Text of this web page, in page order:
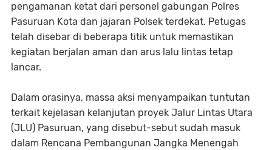
pengamanan ketat dari personel gabungan Polres
Pasuruan Kota dan jajaran Polsek terdekat. Petugas
telah disebar di beberapa titik untuk memastikan
kegiatan berjalan aman dan arus lalu lintas tetap
lancar.
Dalam orasinya, massa aksi menyampaikan tuntutan
terkait kejelasan kelanjutan proyek Jalur Lintas Utara
(JLU) Pasuruan, yang disebut-sebut sudah masuk
dalam Rencana Pembangunan Jangka Menengah